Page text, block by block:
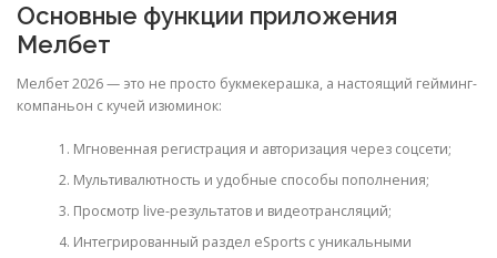
Основные функции приложения
Мелбет
Мелбет 2026 — это не просто букмекерашка, а настоящий гейминг-
компаньон с кучей изюминок:
Мгновенная регистрация и авторизация через соцсети;
Мультивалютность и удобные способы пополнения;
Просмотр live-результатов и видеотрансляций;
Интегрированный раздел eSports с уникальными